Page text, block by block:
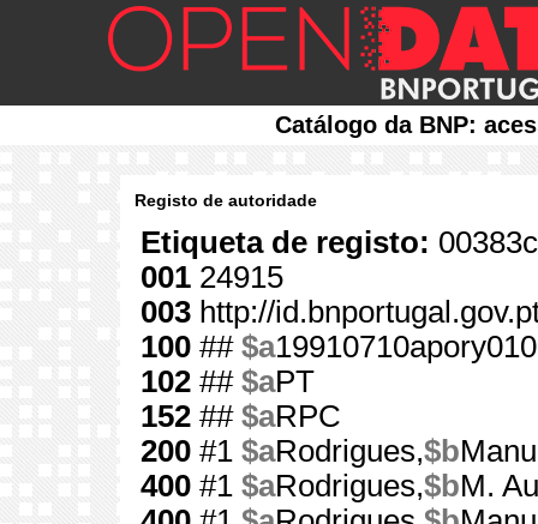
Catálogo da BNP:
Registo de autoridade
Etiqueta de registo:
001 24915
003 http://
100 ## $a
102 ## $aPT
152 ## $aRPC
200 #1 $aRodrigues,$b
400 #1 $aRodrigues,$bM.